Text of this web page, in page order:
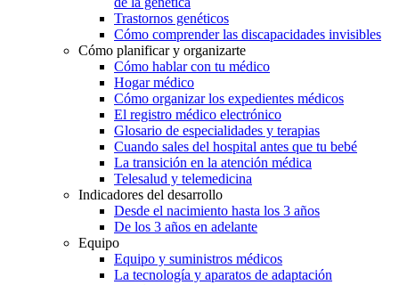
Trastornos genéticos
Cómo comprender las discapacidades invisibles
Cómo planificar y organizarte
Cómo hablar con tu médico
Hogar médico
Cómo organizar los expedientes médicos
El registro médico electrónico
Glosario de especialidades y terapias
Cuando sales del hospital antes que tu bebé
La transición en la atención médica
Telesalud y telemedicina
Indicadores del desarrollo
Desde el nacimiento hasta los 3 años
De los 3 años en adelante
Equipo
Equipo y suministros médicos
La tecnología y aparatos de adaptación